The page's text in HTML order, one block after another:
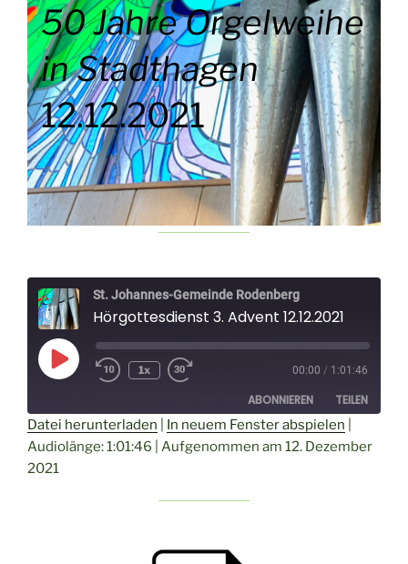
50 Jahre Orgelweihe
in Stadthagen
12.12.2021
St. Johannes-Gemeinde Rodenberg
Hörgottesdienst 3. Advent 12.12.2021
Play
Episode
1x 00:00 / 1:01:46
ABONNIEREN TEILEN
RSS FEED
TEILEN
Datei herunterladen In neuem Fenster abspielen
Audiolänge: 1:01:46
Aufgenommen am 12. Dezember
2021